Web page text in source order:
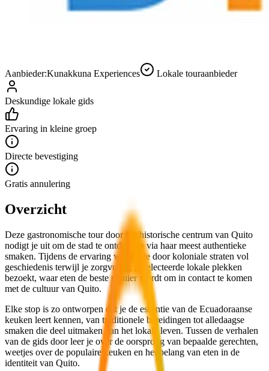
Aanbieder:Kunakkuna Experiences Lokale touraanbieder
Deskundige lokale gids
Ervaring in kleine groep
Directe bevestiging
Gratis annulering
Overzicht
Deze gastronomische tour door het historische centrum van Quito
nodigt je uit om de stad te ontdekken via haar meest authentieke
smaken. Tijdens de ervaring wandel je door koloniale straten vol
geschiedenis terwijl je zorgvuldig geselecteerde lokale plekken
bezoekt, waar eten de beste manier wordt om in contact te komen
met de cultuur van Quito.
Elke stop is zo ontworpen dat je de essentie van de Ecuadoraanse
keuken leert kennen, van traditionele bereidingen tot alledaagse
smaken die deel uitmaken van het lokale leven. Tussen de verhalen
van de gids door leer je over de oorsprong van bepaalde gerechten,
weetjes over de populaire keuken en het belang van eten in de
identiteit van Quito.